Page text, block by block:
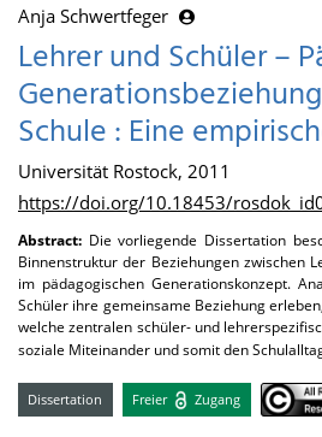
Anja Schwertfeger
Lehrer und Schüler –
Schule : Eine
Universität Rostock, 2011
https://doi.org/10.18453/
Abstract: Die vorliegende Dissertation
Binnenstruktur der Beziehungen zwischen
im pädagogischen Generationskonzept.
Schüler ihre gemeinsame Beziehung
welche zentralen schüler- und
soziale Miteinander und somit den
Dissertation Freier Zugang